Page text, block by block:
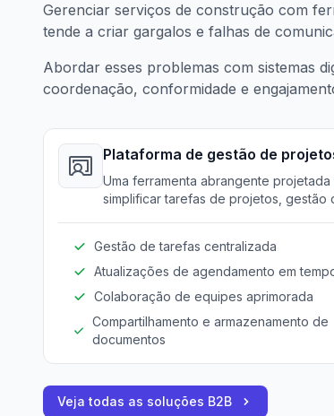
Gerenciar serviços de construção com
tende a criar gargalos e falhas de
Abordar esses problemas com sistemas
coordenação, conformidade e
Plataforma de gestão de
Uma ferramenta abrangente projetada
simplificar tarefas de projetos, gestão
Gestão de tarefas centralizada
Atualizações de agendamento em
Colaboração de equipes aprimorada
Compartilhamento e armazenamento de
documentos
Veja todas as soluções B2B